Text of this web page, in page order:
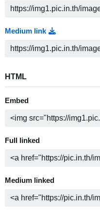
Medium link
HTML
Embed
Full linked
Medium linked